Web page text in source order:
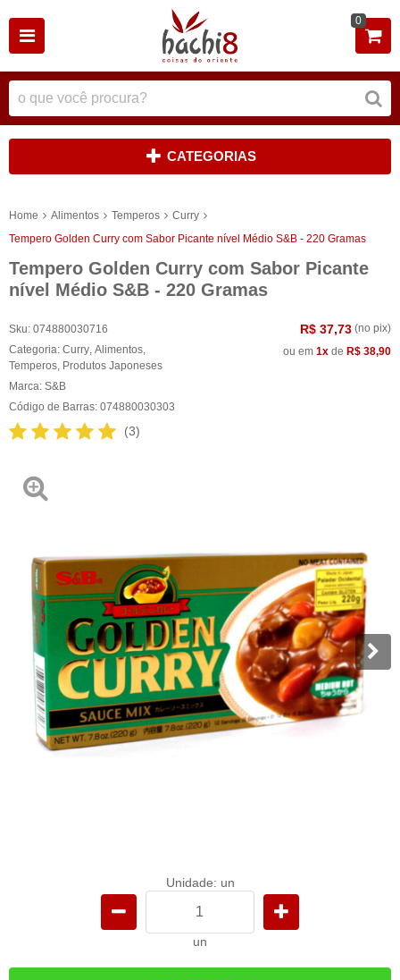
0
CATEGORIAS
Home Alimentos Temperos
Curry
Tempero Golden Curry com Sabor Picante nível Médio S&B - 220 Gramas
Tempero Golden Curry com Sabor Picante
nível Médio S&B - 220 Gramas
Sku: 074880030716
Categoria: Curry Alimentos
Temperos Produtos Japoneses
Marca: S&B
Código de Barras: 074880030303
(3)
R$ 37,73 (no pix)
ou em 1x de R$ 38,90
Unidade: un
un